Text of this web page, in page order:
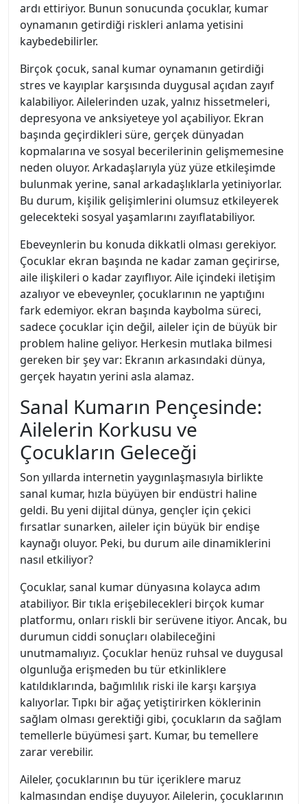
ardı ettiriyor. Bunun sonucunda çocuklar, kumar
oynamanın getirdiği riskleri anlama yetisini
kaybedebilirler.
Birçok çocuk, sanal kumar oynamanın getirdiği
stres ve kayıplar karşısında duygusal açıdan zayıf
kalabiliyor. Ailelerinden uzak, yalnız hissetmeleri,
depresyona ve anksiyeteye yol açabiliyor. Ekran
başında geçirdikleri süre, gerçek dünyadan
kopmalarına ve sosyal becerilerinin gelişmemesine
neden oluyor. Arkadaşlarıyla yüz yüze etkileşimde
bulunmak yerine, sanal arkadaşlıklarla yetiniyorlar.
Bu durum, kişilik gelişimlerini olumsuz etkileyerek
gelecekteki sosyal yaşamlarını zayıflatabiliyor.
Ebeveynlerin bu konuda dikkatli olması gerekiyor.
Çocuklar ekran başında ne kadar zaman geçirirse,
aile ilişkileri o kadar zayıflıyor. Aile içindeki iletişim
azalıyor ve ebeveynler, çocuklarının ne yaptığını
fark edemiyor. ekran başında kaybolma süreci,
sadece çocuklar için değil, aileler için de büyük bir
problem haline geliyor. Herkesin mutlaka bilmesi
gereken bir şey var: Ekranın arkasındaki dünya,
gerçek hayatın yerini asla alamaz.
Sanal Kumarın Pençesinde:
Ailelerin Korkusu ve
Çocukların Geleceği
Son yıllarda internetin yaygınlaşmasıyla birlikte
sanal kumar, hızla büyüyen bir endüstri haline
geldi. Bu yeni dijital dünya, gençler için çekici
fırsatlar sunarken, aileler için büyük bir endişe
kaynağı oluyor. Peki, bu durum aile dinamiklerini
nasıl etkiliyor?
Çocuklar, sanal kumar dünyasına kolayca adım
atabiliyor. Bir tıkla erişebilecekleri birçok kumar
platformu, onları riskli bir serüvene itiyor. Ancak, bu
durumun ciddi sonuçları olabileceğini
unutmamalıyız. Çocuklar henüz ruhsal ve duygusal
olgunluğa erişmeden bu tür etkinliklere
katıldıklarında, bağımlılık riski ile karşı karşıya
kalıyorlar. Tıpkı bir ağaç yetiştirirken köklerinin
sağlam olması gerektiği gibi, çocukların da sağlam
temellerle büyümesi şart. Kumar, bu temellere
zarar verebilir.
Aileler, çocuklarının bu tür içeriklere maruz
kalmasından endişe duyuyor. Ailelerin, çocuklarının